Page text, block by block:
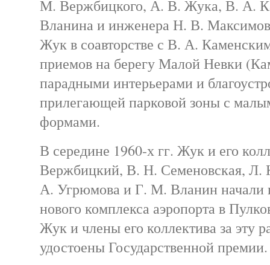
М. Вержбицкого, А. В. Жука, В. А.
Вланина и инженера Н. В.
Жук в соавторстве с В. А.
приемов на берегу Малой Невки
парадными интерьерами и
прилегающей парковой зоны с
формами.
В середине 1960-х гг. Жук и его
Вержбицкий, В. Н. Семеновская, Л.
А. Угрюмова и Г. М. Вланин начали
нового комплекса аэропорта в
Жук и члены его коллектива за эту
удостоены Государственной премии.